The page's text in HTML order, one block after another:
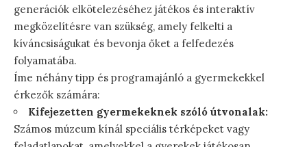
generációk elkötelezéséhez játékos és interaktív
megközelítésre van szükség, amely felkelti a
kíváncsiságukat és bevonja őket a felfedezés
folyamatába.
Íme néhány tipp és programajánló a gyermekekkel
érkezők számára:
Kifejezetten gyermekeknek szóló útvonalak:
Számos múzeum kínál speciális térképeket vagy